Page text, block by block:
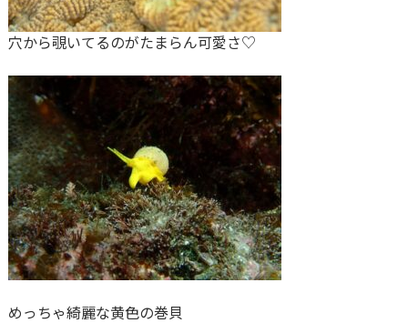
穴から覗いてるのがたまらん可愛さ♡
めっちゃ綺麗な黄色の巻貝